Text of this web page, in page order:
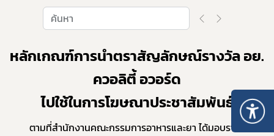
หลักเกณฑ์การนำตราสัญลักษณ์รางวัล อย.
ควอลิตี้ อวอร์ด
ไปใช้ในการโฆษณาประชาสัมพันธ์
ตามที่สำนักงานคณะกรรมการอาหารและยา ได้มอบรางวัล